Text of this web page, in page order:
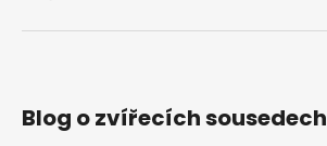
Blog o zvířecích sousedech